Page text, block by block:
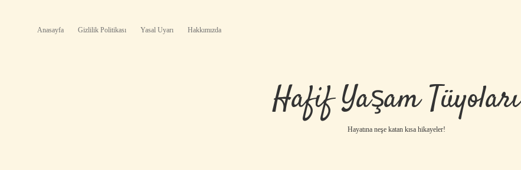
Anasayfa Gizlilik Politikası Yasal Uyarı Hakkımızda
Hafif Yaşam Tüyoları
Hayatına neşe katan kısa hikayeler!